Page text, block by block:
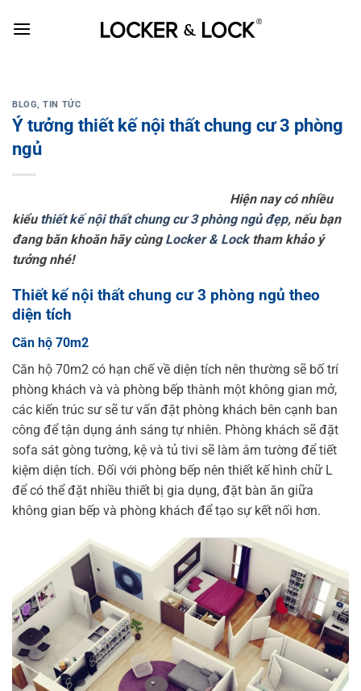
BLOG,TIN TỨC
Ý tưởng thiết kế nội thất chung cư 3 phòng
ngủ
Hiện nay có nhiều
kiểu thiết kế nội thất chung cư 3 phòng ngủ đẹp, nếu bạn
đang băn khoăn hãy cùngLocker & Locktham khảo ý
tưởng nhé!
Thiết kế nội thất chung cư 3 phòng ngủ theo
diện tích
Căn hộ 70m2
Căn hộ 70m2 có hạn chế về diện tích nên thường sẽ bố trí
phòng khách và và phòng bếp thành một không gian mở,
các kiến trúc sư sẽ tư vấn đặt phòng khách bên cạnh ban
công để tận dụng ánh sáng tự nhiên. Phòng khách sẽ đặt
sofa sát gòng tường, kệ và tủ tivi sẽ làm âm tường để tiết
kiệm diện tích. Đối với phòng bếp nên thiết kế hình chữ L
để có thể đặt nhiều thiết bị gia dụng, đặt bàn ăn giữa
không gian bếp và phòng khách để tạo sự kết nối hơn.